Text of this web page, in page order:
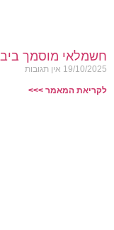
חשמלאי מוסמך
19/10/2025 אין תגובות
לקריאת המאמר >>>